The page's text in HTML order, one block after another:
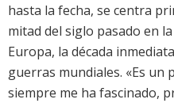
hasta la fecha, se centra
mitad del siglo pasado en
Europa, la década
guerras mundiales. «Es un
siempre me ha fascinado,